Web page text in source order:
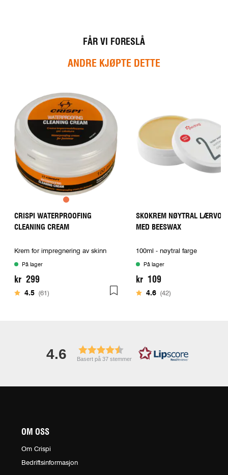
FÅR VI FORESLÅ
ANDRE KJØPTE DETTE
CRISPI WATERPROOFING
CLEANING CREAM
Krem for impregnering av skinn
På lager
kr 299
Karakter:
4.5(61)
SKOKREM NØYTRAL
MED BEESWAX
100ml - nøytral farge
På lager
kr 109
Karakter:
4.6 (42)
4.6 Basert på 37 stemmer
OM OSS
Om Crispi
Bedriftsinformasjon